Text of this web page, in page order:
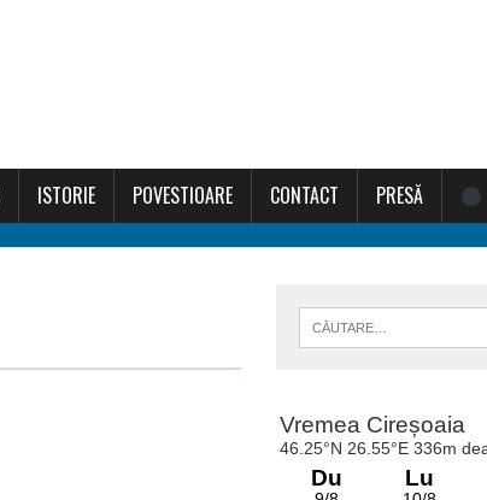
ISTORIE POVESTIOARE CONTACT PRESĂ